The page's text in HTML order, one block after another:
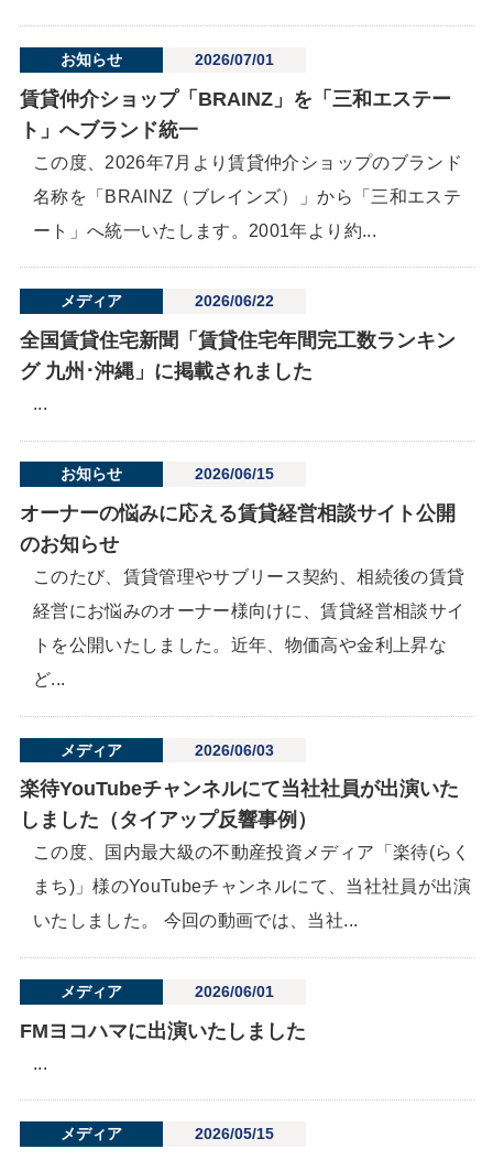
お知らせ 2026/07/01
賃貸仲介ショップ「BRAINZ」を「三和エステー
ト」へブランド統一
この度、2026年7月より賃貸仲介ショップのブランド
名称を「BRAINZ（ブレインズ）」から「三和エステ
ート」へ統一いたします。2001年より約...
メディア 2026/06/22
全国賃貸住宅新聞「賃貸住宅年間完工数ランキン
グ 九州･沖縄」に掲載されました
...
お知らせ 2026/06/15
オーナーの悩みに応える賃貸経営相談サイト公開
のお知らせ
このたび、賃貸管理やサブリース契約、相続後の賃貸
経営にお悩みのオーナー様向けに、賃貸経営相談サイ
トを公開いたしました。近年、物価高や金利上昇な
ど...
メディア 2026/06/03
楽待YouTubeチャンネルにて当社社員が出演いた
しました（タイアップ反響事例）
この度、国内最大級の不動産投資メディア「楽待(らく
まち)」様のYouTubeチャンネルにて、当社社員が出演
いたしました。 今回の動画では、当社...
メディア 2026/06/01
FMヨコハマに出演いたしました
...
メディア 2026/05/15